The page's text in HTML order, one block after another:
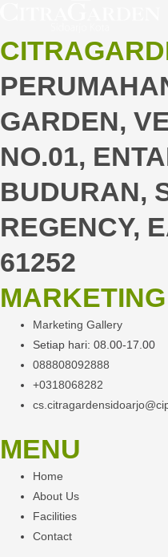
GARDEN,
NO.01,
BUDURAN,
REGENCY,
61252
Marketing Gallery
Setiap hari: 08.00-17.00
088808092888
+0318068282
MENU
Home
About Us
Facilities
Contact